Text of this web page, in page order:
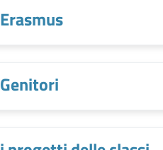
Erasmus
Genitori